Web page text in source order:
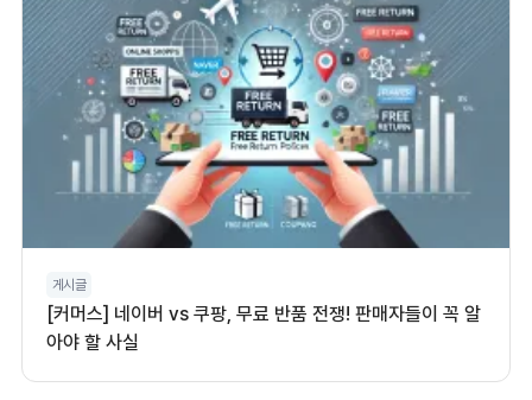
게시글
[커머스] 네이버 vs 쿠팡, 무료 반품 전쟁! 판매자들이 꼭 알
아야 할 사실